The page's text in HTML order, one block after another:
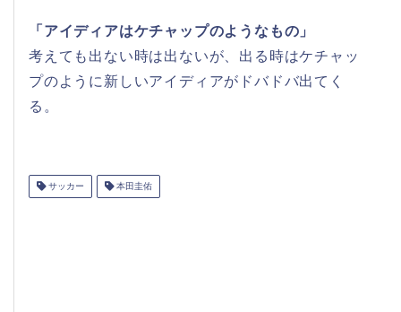
「アイディアはケチャップのようなもの」
考えても出ない時は出ないが、出る時はケチャッ
プのように新しいアイディアがドバドバ出てく
る。
サッカー 本田圭佑